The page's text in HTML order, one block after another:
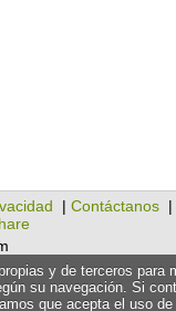
|Contáctanos |
y de terceros para
su navegación. Si
que acepta el uso